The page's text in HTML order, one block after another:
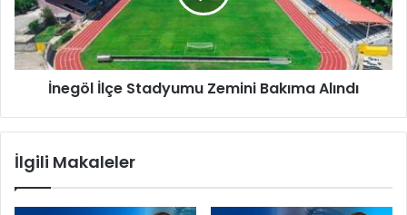
h
m
e
t
l
İ
l
ç
İnegöl İlçe Stadyumu Zemini Bakıma Alındı
İlgili Makaleler